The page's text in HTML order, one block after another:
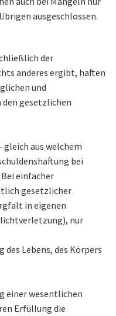
ausgeschlossen.
der
anderes ergibt, haften
und
gesetzlichen
gleich aus welchem
bei
einfacher
gesetzlicher
in eigenen
nur
des Lebens, des Körpers
einer wesentlichen
Erfüllung die